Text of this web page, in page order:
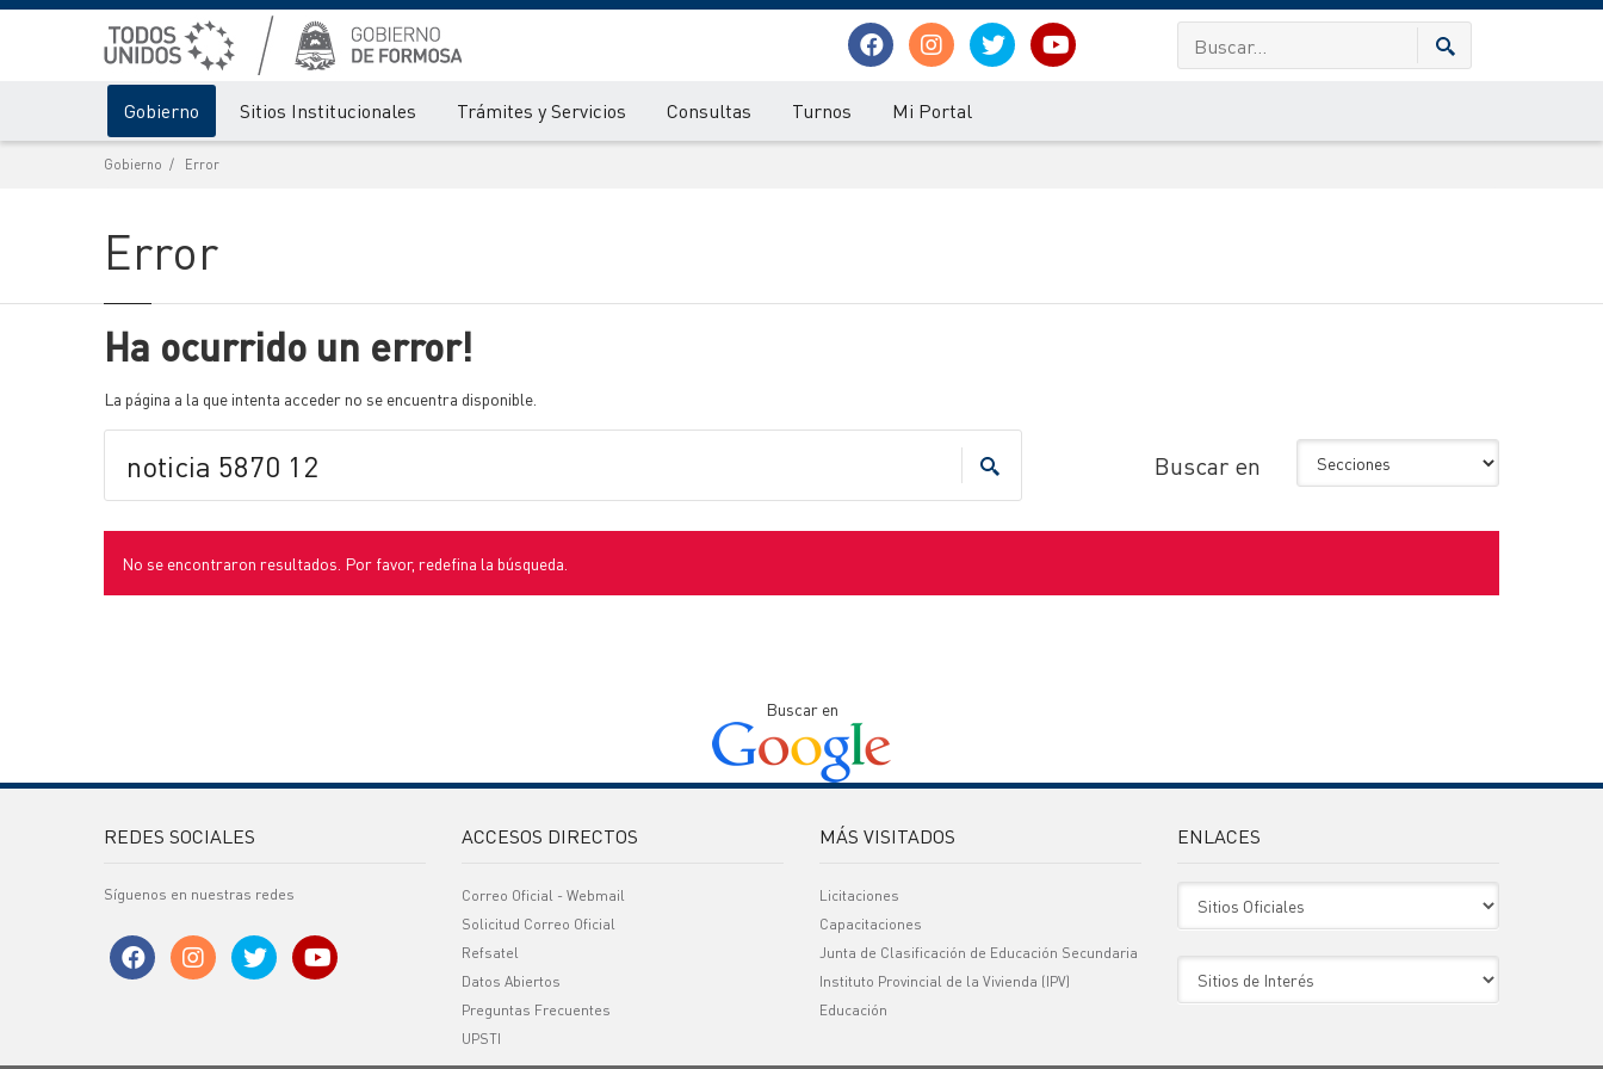
Gobierno Sitios Institucionales Trámites y Servicios Consultas Turnos Mi Portal
Gobierno Error
Error
Ha ocurrido un error!
La página a la que intenta acceder no se encuentra disponible.
Buscar en
No se encontraron resultados. Por favor, redefina la búsqueda.
Buscar en
REDES SOCIALES
Síguenos en nuestras redes
ACCESOS DIRECTOS
Correo Oficial - Webmail
Solicitud Correo Oficial
Refsatel
Datos Abiertos
Preguntas Frecuentes
UPSTI
MÁS VISITADOS
Licitaciones
Capacitaciones
Junta de Clasificación de Educación Secundaria
Instituto Provincial de la Vivienda (IPV)
Educación
ENLACES